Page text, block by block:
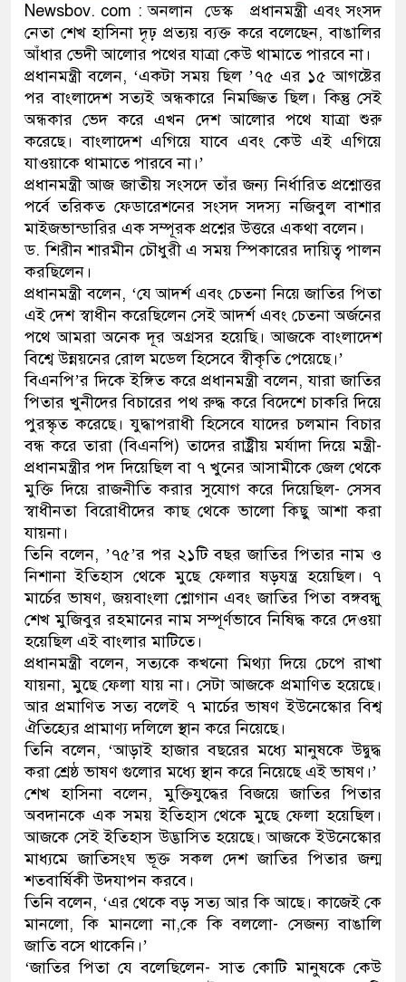
যে ভাবে ডেভিড ইমনের কাছে
‘আজহার খান’
অবৈধ বিদেশি পিস্তল,
জড়িত কিশোর গ্যাংয়ের চার শিশু
থানা পুলিশ
Newsbov. com : অনলান ডেস্ক প্রধানমন্ত্রী এবং সংসদ
নেতা শেখ হাসিনা দৃঢ় প্রত্যয় ব্যক্ত করে বলেছেন, বাঙালির
আঁধার ভেদী আলোর পথের যাত্রা কেউ থামাতে পারবে না।
প্রধানমন্ত্রী বলেন, ‘একটা সময় ছিল ’৭৫ এর ১৫ আগষ্টের
পর বাংলাদেশ সত্যই অন্ধকারে নিমজ্জিত ছিল। কিন্তু সেই
অন্ধকার ভেদ করে এখন দেশ আলোর পথে যাত্রা শুরু
করেছে। বাংলাদেশ এগিয়ে যাবে এবং কেউ এই এগিয়ে
যাওয়াকে থামাতে পারবে না।’
প্রধানমন্ত্রী আজ জাতীয় সংসদে তাঁর জন্য নির্ধারিত প্রশ্নোত্তর
পর্বে তরিকত ফেডারেশনের সংসদ সদস্য নজিবুল বাশার
মাইজভান্ডারির এক সম্পূরক প্রশ্নের উত্তরে একথা বলেন।
ড. শিরীন শারমীন চৌধুরী এ সময় স্পিকারের দায়িত্ব পালন
করছিলেন।
প্রধানমন্ত্রী বলেন, ‘যে আদর্শ এবং চেতনা নিয়ে জাতির পিতা
এই দেশ স্বাধীন করেছিলেন সেই আদর্শ এবং চেতনা অর্জনের
পথে আমরা অনেক দূর অগ্রসর হয়েছি। আজকে বাংলাদেশ
বিশ্বে উন্নয়নের রোল মডেল হিসেবে স্বীকৃতি পেয়েছে।’
বিএনপি’র দিকে ইঙ্গিত করে প্রধানমন্ত্রী বলেন, যারা জাতির
পিতার খুনীদের বিচারের পথ রুদ্ধ করে বিদেশে চাকরি দিয়ে
পুরস্কৃত করেছে। যুদ্ধাপরাধী হিসেবে যাদের চলমান বিচার
বন্ধ করে তারা (বিএনপি) তাদের রাষ্ট্রীয় মর্যাদা দিয়ে মন্ত্রী-
প্রধানমন্ত্রীর পদ দিয়েছিল বা ৭ খুনের আসামীকে জেল থেকে
মুক্তি দিয়ে রাজনীতি করার সুযোগ করে দিয়েছিল- সেসব
স্বাধীনতা বিরোধীদের কাছ থেকে ভালো কিছু আশা করা
যায়না।
তিনি বলেন, ’৭৫’র পর ২১টি বছর জাতির পিতার নাম ও
নিশানা ইতিহাস থেকে মুছে ফেলার ষড়যন্ত্র হয়েছিল। ৭
মার্চের ভাষণ, জয়বাংলা শ্লোগান এবং জাতির পিতা বঙ্গবন্ধু
শেখ মুজিবুর রহমানের নাম সম্পূর্ণভাবে নিষিদ্ধ করে দেওয়া
হয়েছিল এই বাংলার মাটিতে।
প্রধানমন্ত্রী বলেন, সত্যকে কখনো মিথ্যা দিয়ে চেপে রাখা
যায়না, মুছে ফেলা যায় না। সেটা আজকে প্রমাণিত হয়েছে।
আর প্রমাণিত সত্য বলেই ৭ মার্চের ভাষণ ইউনেস্কোর বিশ্ব
ঐতিহ্যের প্রামাণ্য দলিলে স্থান করে নিয়েছে।
তিনি বলেন, ‘আড়াই হাজার বছরের মধ্যে মানুষকে উদ্বুদ্ধ
করা শ্রেষ্ঠ ভাষণ গুলোর মধ্যে স্থান করে নিয়েছে এই ভাষণ।’
শেখ হাসিনা বলেন, মুক্তিযুদ্ধের বিজয়ে জাতির পিতার
অবদানকে এক সময় ইতিহাস থেকে মুছে ফেলা হয়েছিল।
আজকে সেই ইতিহাস উদ্ভাসিত হয়েছে। আজকে ইউনেস্কোর
মাধ্যমে জাতিসংঘ ভূক্ত সকল দেশ জাতির পিতার জন্ম
শতবার্ষিকী উদযাপন করবে।
তিনি বলেন, ‘এর থেকে বড় সত্য আর কি আছে। কাজেই কে
মানলো, কি মানলো না,কে কি বললো- সেজন্য বাঙালি
জাতি বসে থাকেনি।’
‘জাতির পিতা যে বলেছিলেন- সাত কোটি মানুষকে কেউ